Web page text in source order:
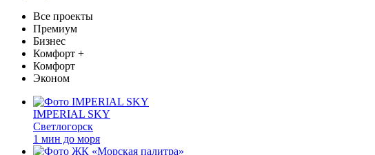
Все проекты
Премиум
Бизнес
Комфорт +
Комфорт
Эконом
IMPERIAL SKY
Светлогорск
1 мин до моря